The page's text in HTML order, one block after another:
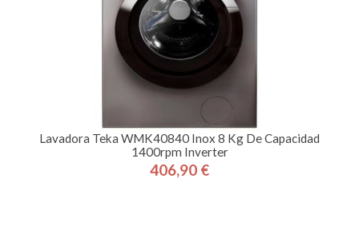
Lavadora Teka WMK40840 Inox 8 Kg De Capacidad
1400rpm Inverter
Precio
406,90 €